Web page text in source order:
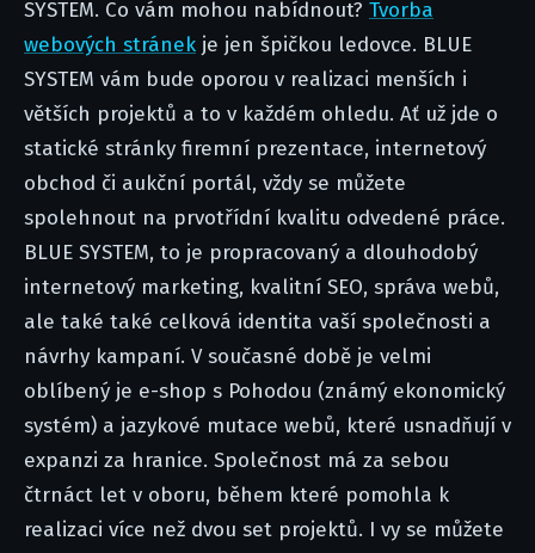
SYSTEM. Co vám mohou nabídnout? Tvorba
webových stránek je jen špičkou ledovce. BLUE
SYSTEM vám bude oporou v realizaci menších i
větších projektů a to v každém ohledu. Ať už jde o
statické stránky firemní prezentace, internetový
obchod či aukční portál, vždy se můžete
spolehnout na prvotřídní kvalitu odvedené práce.
BLUE SYSTEM, to je propracovaný a dlouhodobý
internetový marketing, kvalitní SEO, správa webů,
ale také také celková identita vaší společnosti a
návrhy kampaní. V současné době je velmi
oblíbený je e-shop s Pohodou (známý ekonomický
systém) a jazykové mutace webů, které usnadňují v
expanzi za hranice. Společnost má za sebou
čtrnáct let v oboru, během které pomohla k
realizaci více než dvou set projektů. I vy se můžete